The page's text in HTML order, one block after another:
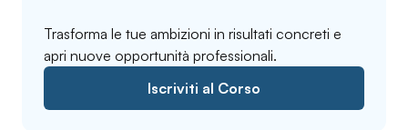
Trasforma le tue ambizioni in risultati concreti e
apri nuove opportunità professionali.
Iscriviti al Corso